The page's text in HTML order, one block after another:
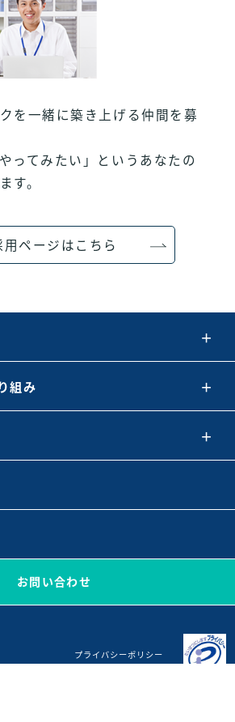
を一緒に築き上げる仲間を募
ってみたい」というあなたの
す。
用ページはこちら
＋
組み ＋
＋
お問い合わせ
プライバシーポリシー